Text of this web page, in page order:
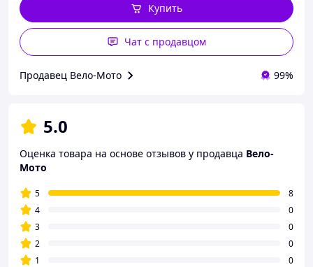
Купить
Чат с продавцом
Продавец Вело-Мото 99%
5.0
Оценка товара на основе отзывов у продавца Вело-
Мото
5
8
4
0
3
0
2
0
1
0